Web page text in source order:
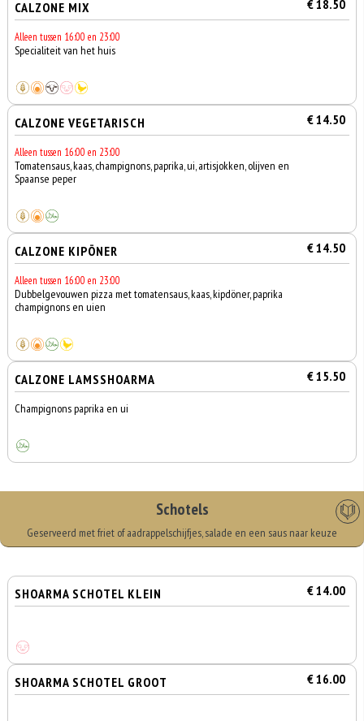
CALZONE MIX € 18.50
Alleen tussen 16:00 en 23:00
Specialiteit van het huis
CALZONE VEGETARISCH € 14.50
Alleen tussen 16:00 en 23:00
Tomatensaus, kaas, champignons, paprika, ui, artisjokken, olijven en
Spaanse peper
CALZONE KIPÖNER € 14.50
Alleen tussen 16:00 en 23:00
Dubbelgevouwen pizza met tomatensaus, kaas, kipdöner, paprika
champignons en uien
CALZONE LAMSSHOARMA € 15.50
Champignons paprika en ui
Schotels
Geserveerd met friet of aadrappelschijfjes, salade en een saus naar keuze
SHOARMA SCHOTEL KLEIN € 14.00
SHOARMA SCHOTEL GROOT € 16.00